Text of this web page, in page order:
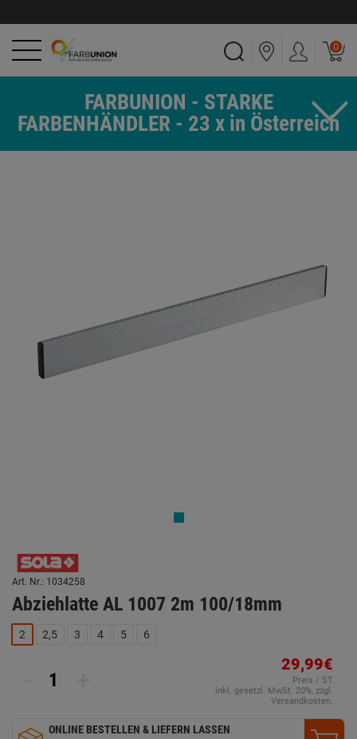
0
FARBUNION - STARKE
FARBENHÄNDLER - 23 x in Österreich
Art. Nr.: 1034258
Abziehlatte AL 1007 2m 100/18mm
2 2,5 3 4 5 6
29,99€
Preis / ST
inkl. gesetzl. MwSt. 20%, zzgl.
Versandkosten.
ONLINE BESTELLEN & LIEFERN LASSEN